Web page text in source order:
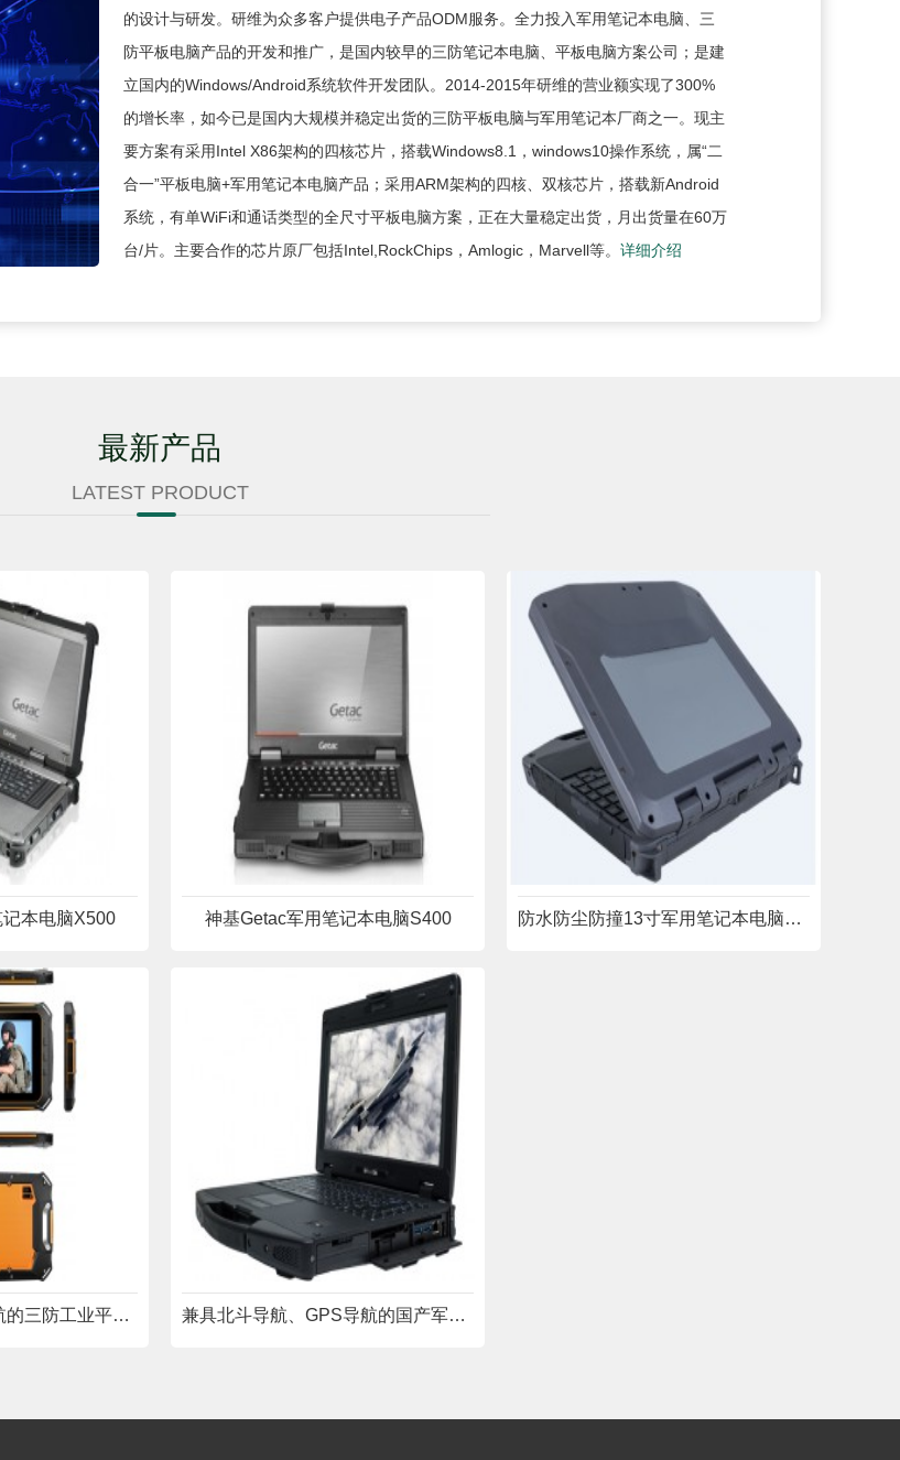
的设计与研发。研维为众多客户提供电子产品ODM服务。全力投入军用笔记本电脑、三
防平板电脑产品的开发和推广，是国内较早的三防笔记本电脑、平板电脑方案公司；是建
立国内的Windows/Android系统软件开发团队。2014-2015年研维的营业额实现了300%
的增长率，如今已是国内大规模并稳定出货的三防平板电脑与军用笔记本厂商之一。现主
要方案有采用Intel X86架构的四核芯片，搭载Windows8.1，windows10操作系统，属“二
合一”平板电脑+军用笔记本电脑产品；采用ARM架构的四核、双核芯片，搭载新Android
系统，有单WiFi和通话类型的全尺寸平板电脑方案，正在大量稳定出货，月出货量在60万
台/片。主要合作的芯片原厂包括Intel,RockChips，Amlogic，Marvell等。 详细介绍
最新产品
LATEST PRODUCT
本电脑X500 神基Getac军用笔记本电脑S400 防水防尘防撞13寸军用笔记本电脑RYW13
支持北斗、GPS导航的三防工业平板电脑YWYY101 兼具北斗导航、GPS导航的国产军用笔记本电脑SAYW14